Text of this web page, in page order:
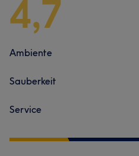
4,7
Ambiente
Sauberkeit
Service